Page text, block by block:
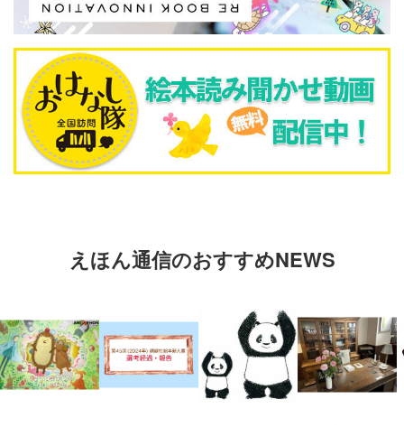
えほん通信のおすすめNEWS